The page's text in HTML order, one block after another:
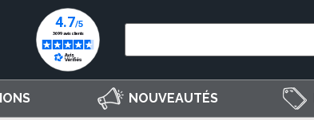
NOUVEAUTÉS